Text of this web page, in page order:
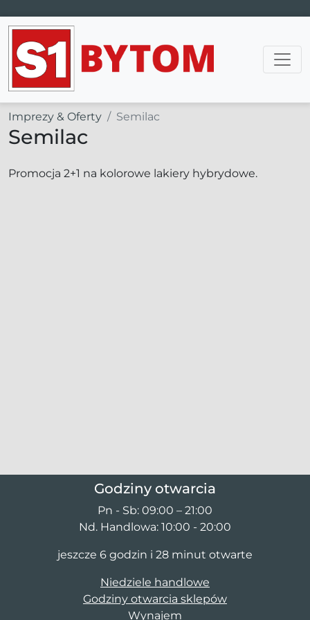
Main Navigation
Imprezy & Oferty Semilac
Semilac
Promocja 2+1 na kolorowe lakiery hybrydowe.
Godziny otwarcia
Pn - Sb: 09:00 – 21:00
Nd. Handlowa: 10:00 - 20:00
jeszcze 6 godzin i 28 minut otwarte
Niedziele handlowe
Godziny otwarcia sklepów
Wynajem